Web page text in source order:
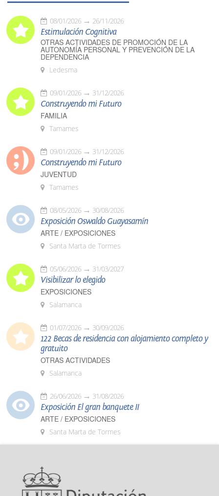
08/01/2026 26/11/2026
Estimulación Cognitiva
OTRAS ACTIVIDADES DE PROMOCIÓN DE LA
AUTONOMÍA PERSONAL Y PREVENCIÓN DE LA
DEPENDENCIA
Ledesma
09/01/2026 31/12/2026
Construyendo mi Futuro
FAMILIA
Tamames
09/01/2026 31/12/2026
Construyendo mi Futuro
JUVENTUD
Tamames
08/05/2026 30/08/2026
Exposición Oswaldo Guayasamín
ARTE / EXPOSICIONES
Santa Marta de Tormes
05/06/2026 31/03/2027
Visibilizar lo elegido
EXPOSICIONES
Salamanca
01/07/2026 30/09/2026
122 Becas de residencia con alojamiento completo y
gratuito
OTRAS ACTIVIDADES
Salamanca
26/06/2026 31/08/2026
Exposición El gran banquete II
ARTE / EXPOSICIONES
Santa Marta de Tormes